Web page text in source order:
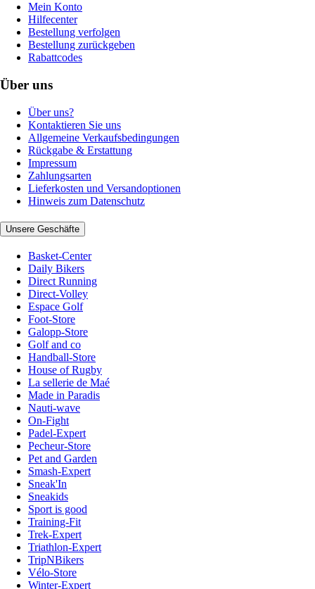
Mein Konto
Hilfecenter
Bestellung verfolgen
Bestellung zurückgeben
Rabattcodes
Über uns
Über uns?
Kontaktieren Sie uns
Allgemeine Verkaufsbedingungen
Rückgabe & Erstattung
Impressum
Zahlungsarten
Lieferkosten und Versandoptionen
Hinweis zum Datenschutz
Unsere Geschäfte
Basket-Center
Daily Bikers
Direct Running
Direct-Volley
Espace Golf
Foot-Store
Galopp-Store
Golf and co
Handball-Store
House of Rugby
La sellerie de Maé
Made in Paradis
Nauti-wave
On-Fight
Padel-Expert
Pecheur-Store
Pet and Garden
Smash-Expert
Sneak'In
Sneakids
Sport is good
Training-Fit
Trek-Expert
Triathlon-Expert
TripNBikers
Vélo-Store
Winter-Expert